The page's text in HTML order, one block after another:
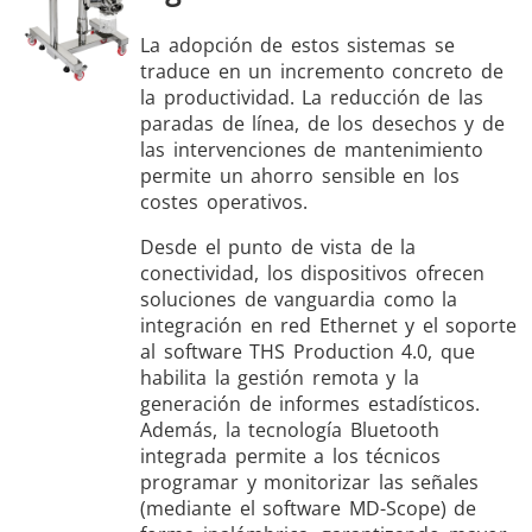
La adopción de estos sistemas se
traduce en un incremento concreto de
la productividad. La reducción de las
paradas de línea, de los desechos y de
las intervenciones de mantenimiento
permite un ahorro sensible en los
costes operativos.
Desde el punto de vista de la
conectividad, los dispositivos ofrecen
soluciones de vanguardia como la
integración en red Ethernet y el soporte
al software THS Production 4.0, que
habilita la gestión remota y la
generación de informes estadísticos.
Además, la tecnología Bluetooth
integrada permite a los técnicos
programar y monitorizar las señales
(mediante el software MD-Scope) de